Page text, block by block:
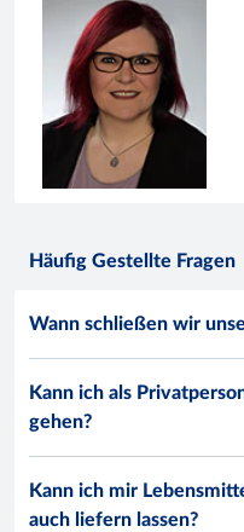
Häufig Gestellte Fragen
Wann schließen wir
Kann ich als
gehen?
Kann ich mir
auch liefern lassen?